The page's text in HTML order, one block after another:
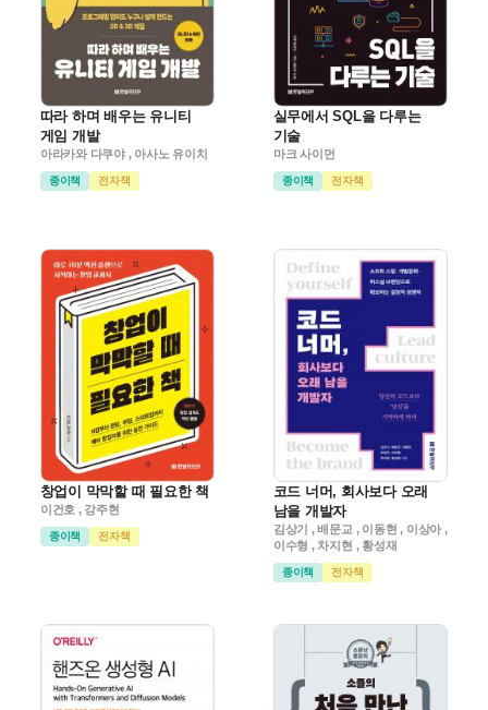
따라 하며 배우는 유니티
게임 개발
아라카와 다쿠야 , 아사노 유이치
종이책 전자책
실무에서 SQL을 다루는
기술
마크 사이먼
종이책 전자책
창업이 막막할 때 필요한 책
이건호 , 강주현
종이책 전자책
코드 너머, 회사보다 오래
남을 개발자
김상기 , 배문교 , 이동현 , 이상아 ,
이수형 , 차지현 , 황성재
종이책 전자책